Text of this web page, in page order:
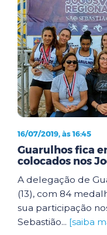
16/07/2019, às 16:45
Guarulhos fica
colocados nos
A delegação de
(13), com 84
sua participação
Sebastião... [saiba